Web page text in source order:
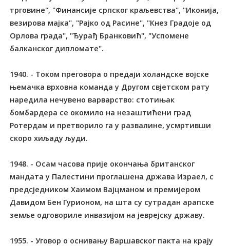
трговине", "Финансије српског краљевства", "Иконија,
везирова мајка", "Рајко од Расине", "Кнез Градоје од
Орлова града", "Ђурађ Бранковић", "Успомене
балканског дипломате".
1940. - Током преговора о предаји холандске војске
њемачка врховна команда у Другом свјетском рату
наредила нечувено варварство: стотињак
бомбардера се окомило на незаштићени град
Ротердам и претворило га у развалине, усмртивши
скоро хиљаду људи.
1948. - Осам часова прије окончања британског
мандата у Палестини проглашена држава Израел, с
предсједником Хаимом Вајцманом и премијером
Давидом Бен Гурионом, на шта су сутрадан арапске
земље одговориле инвазијом на јеврејску државу.
1955. - Уговор о оснивању Варшавског пакта на крају